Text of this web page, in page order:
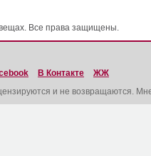
Все права защищены.
В Контакте
ЖЖ
и не возвращаются.